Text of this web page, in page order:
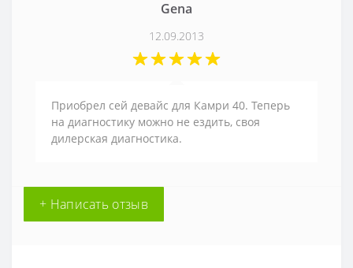
Gena
12.09.2013
Приобрел сей девайс для Камри 40. Теперь
на диагностику можно не ездить, своя
дилерская диагностика.
+ Написать отзыв